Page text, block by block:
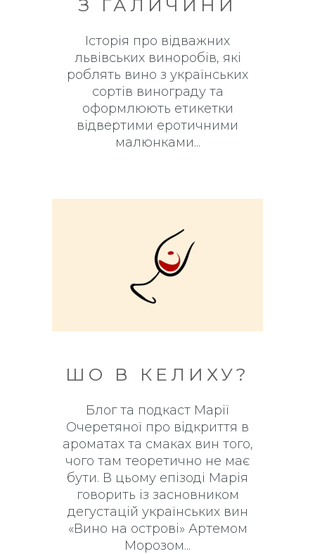
З ГАЛИЧИНИ
Історія про відважних
львівських виноробів, які
роблять вино з українських
сортів винограду та
оформлюють етикетки
відвертими еротичними
малюнками
ШО В КЕЛИХУ?
Блог та подкаст Марії
Очеретяної про відкриття в
ароматах та смаках вин того,
чого там теоретично не має
бути. В цьому епізоді Марія
говорить із засновником
дегустацій українських вин
«Вино на острові» Артемом
Морозом